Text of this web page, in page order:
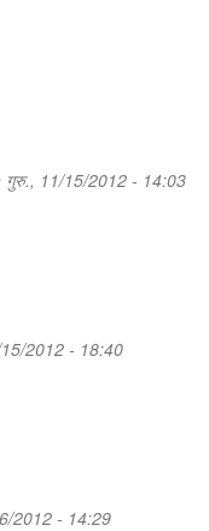
11/15/2012 - 14:03
2012 - 18:40
2012 - 14:29